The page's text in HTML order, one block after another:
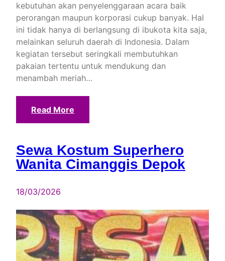
kebutuhan akan penyelenggaraan acara baik
perorangan maupun korporasi cukup banyak. Hal
ini tidak hanya di berlangsung di ibukota kita saja,
melainkan seluruh daerah di Indonesia. Dalam
kegiatan tersebut seringkali membutuhkan
pakaian tertentu untuk mendukung dan
menambah meriah…
Read More
Sewa Kostum Superhero
Wanita Cimanggis Depok
18/03/2026